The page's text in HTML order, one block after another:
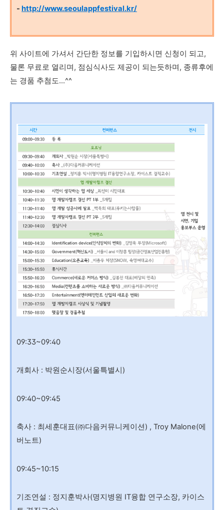
- http://www.seoulappfestival.kr/
위 사이트에 가셔서 간단한 정보를 기입하시면 신청이 되고,
물론 무료로 열리며, 점심식사도 제공이 되는듯하며, 종류후에
는 경품 추첨도...^^
09:33~09:40
개회사 : 박원순시장(서울특별시)
09:40~09:45
축사 : 최세훈대표(㈜다음커뮤니케이션) , Troy Malone(에
버노트)
09:45~10:15
기조연설 : 정지훈박사(명지병원 IT융합 연구소장, 카이스